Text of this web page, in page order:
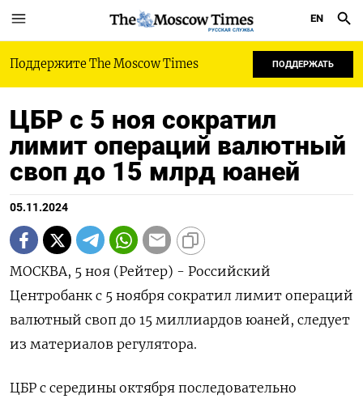
РУССКАЯ СЛУЖБА
EN
Поддержите The Moscow Times ПОДДЕРЖАТЬ
ЦБР с 5 ноя сократил
лимит операций валютный
своп до 15 млрд юаней
05.11.2024
МОСКВА, 5 ноя (Рейтер) - Российский
Центробанк с 5 ноября сократил лимит операций
валютный своп до 15 миллиардов юаней, следует
из материалов регулятора.
ЦБР с середины октября последовательно